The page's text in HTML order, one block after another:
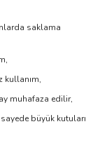
saklama
kullanım,
muhafaza edilir,
büyük kutuları